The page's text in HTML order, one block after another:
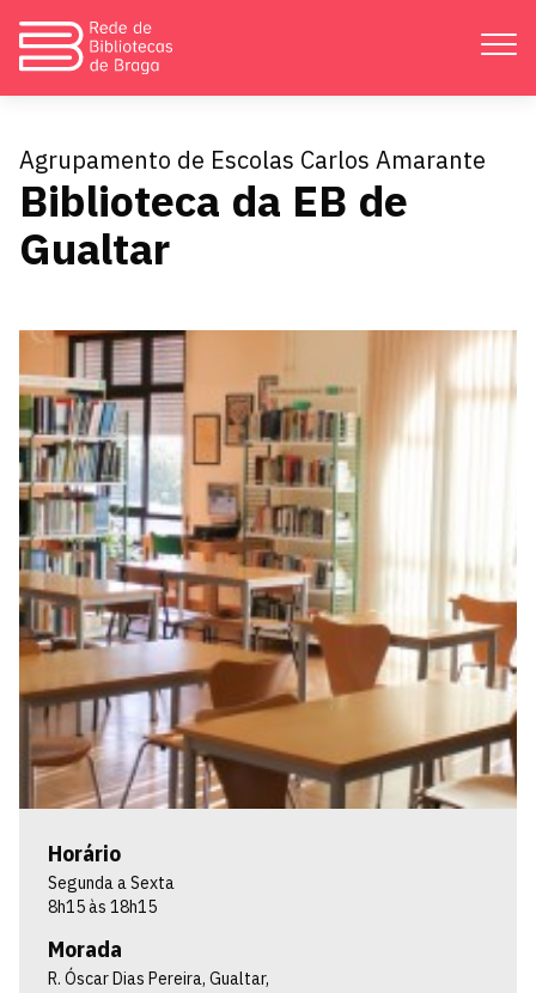
Atividades
Divulgação
Catálogos
Contactos
Agrupamento de Escolas Carlos Amarante
Biblioteca da EB de
Gualtar
Horário
Segunda a Sexta
8h15 às 18h15
Morada
R. Óscar Dias Pereira, Gualtar,